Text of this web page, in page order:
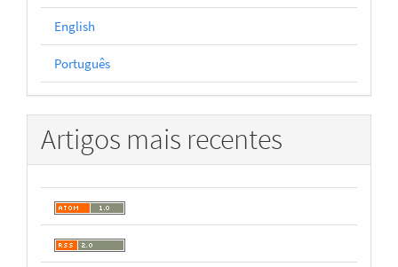
English
Português
Artigos mais recentes